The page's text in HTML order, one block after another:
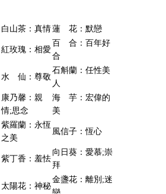
白山茶：真情蓮 花：默戀
紅玫瑰：相愛
百 合：百年好
合
水 仙：尊敬
石斛蘭：任性美
人
康乃馨：親
情;思念
海 芋：宏偉的
美
紫羅蘭：永恆
之美
風信子：恆心
紫丁香：羞怯
向日葵：愛慕;崇
拜
太陽花：神秘
金盞花：離別;迷